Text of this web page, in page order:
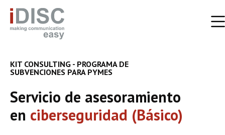
KIT CONSULTING - PROGRAMA DE
SUBVENCIONES PARA PYMES
Servicio de asesoramiento
en ciberseguridad (Básico)